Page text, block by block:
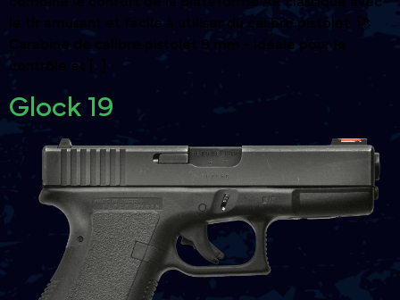
le tir amusant et facile à utiliser du calibre pistolet. 🚀
Carabine de calibre pistolet 9 mm - idéale pour le
contrôle et [...]
Glock 19